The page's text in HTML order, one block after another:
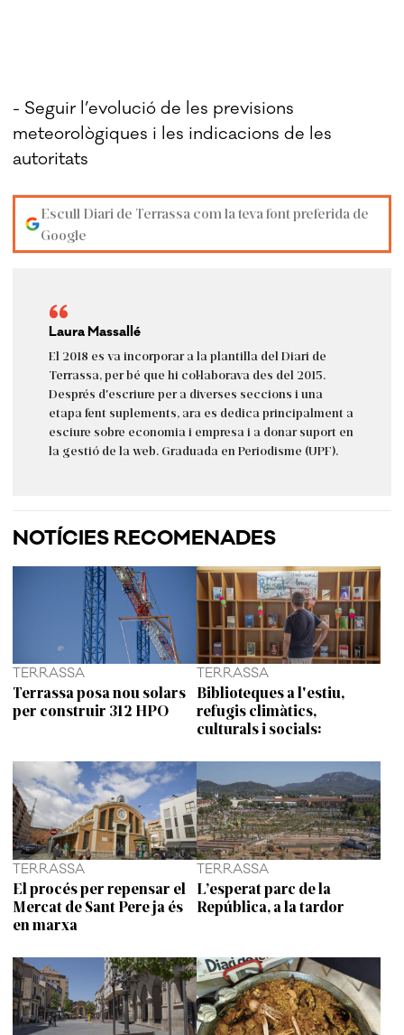
- Seguir l’evolució de les previsions
meteorològiques i les indicacions de les
autoritats
Escull Diari de Terrassa com la teva font preferida de
Google
Laura Massallé
El 2018 es va incorporar a la plantilla del Diari de
Terrassa, per bé que hi col·laborava des del 2015.
Després d'escriure per a diverses seccions i una
etapa fent suplements, ara es dedica principalment a
esciure sobre economia i empresa i a donar suport en
la gestió de la web. Graduada en Periodisme (UPF).
NOTÍCIES RECOMENADES
TERRASSA
Terrassa posa nou solars
per construir 312 HPO
TERRASSA
Biblioteques a l'estiu,
refugis climàtics,
culturals i socials:
TERRASSA
El procés per repensar el
Mercat de Sant Pere ja és
en marxa
TERRASSA
L’esperat parc de la
República, a la tardor